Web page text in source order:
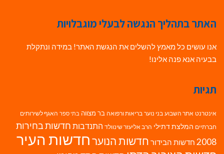
האתר בתהליך הנגשה לבעלי מוגבלויות
אנו עושים כל מאמץ להשלים את הנגשת האתר! במידה ונתקלת
בבעיה אנא פנה אלינו!
תגיות
אינטרנט אתר השבוע בני נוער בריאות ורפואה בר מצווה בתי ספר האגף לשירותים
חברתיים המלצת דתילי הרב אליעזר שינוולד התנדבות חדשות בחירות
2008 חדשות הבידור חדשות הנוערחדשות העיר